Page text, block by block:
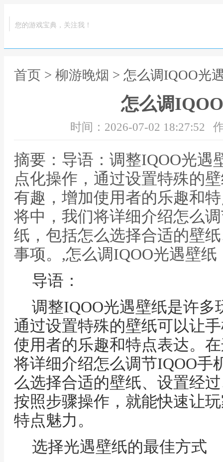
您的游戏宝典，关注我！
首页 > 柳游晚烟 > 怎么调IQOO光
怎么调
时间：2026-07-02 18:27:52
摘要：导语：调整IQOO光遇
点化操作，通过设置特殊的
有趣，增加使用者的乐趣和
将中，我们将详细介绍怎么
纸，包括怎么选择合适的壁
事项。,怎么调IQOO光遇壁纸
导语：
调整IQOO光遇壁纸是许
通过设置特殊的壁纸可以让
使用者的乐趣和特点表达。
将详细介绍怎么调节IQOO手
么选择合适的壁纸、设置经
按照步骤操作，就能快速让
特点魅力。
选择光遇壁纸的最佳方式